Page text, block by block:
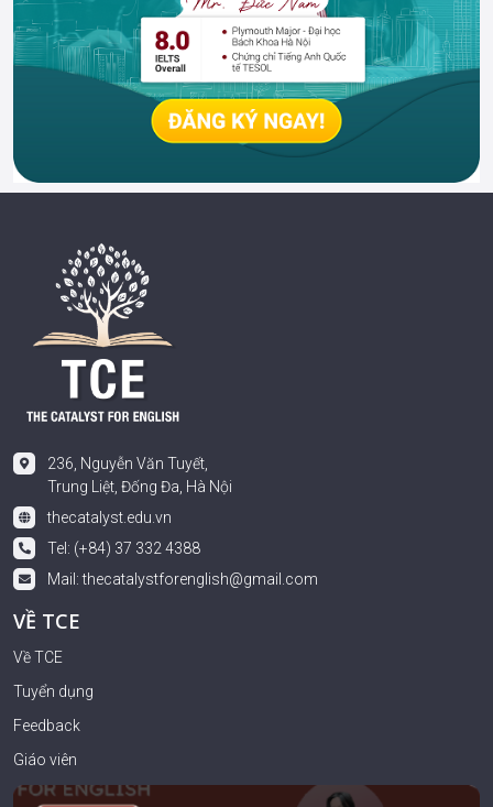
236, Nguyễn Văn Tuyết,
Trung Liệt, Đống Đa, Hà Nội
thecatalyst.edu.vn
Tel: (+84) 37 332 4388
Mail:thecatalystforenglish@gmail.com
VỀ TCE
Về TCE
Tuyển dụng
Feedback
Giáo viên